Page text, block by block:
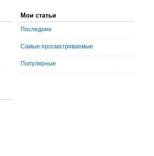
Мои статьи
Последние
Самые просматриваемые
Популярные